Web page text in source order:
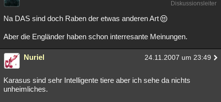
Diskussionsleiter
Na DAS sind doch Raben der etwas anderen Art
Aber die Engländer haben schon interresante Meinungen.
Nuriel 24.11.2007 um 23:49
Karasus sind sehr Intelligente tiere aber ich sehe da nichts
unheimliches.